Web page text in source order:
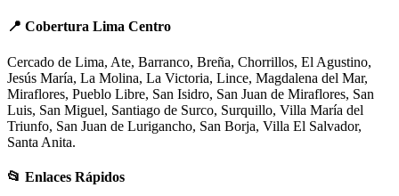
📍 Cobertura Lima Centro
Cercado de Lima, Ate, Barranco, Breña, Chorrillos, El Agustino,
Jesús María, La Molina, La Victoria, Lince, Magdalena del Mar,
Miraflores, Pueblo Libre, San Isidro, San Juan de Miraflores, San
Luis, San Miguel, Santiago de Surco, Surquillo, Villa María del
Triunfo, San Juan de Lurigancho, San Borja, Villa El Salvador,
Santa Anita.
📂 Enlaces Rápidos